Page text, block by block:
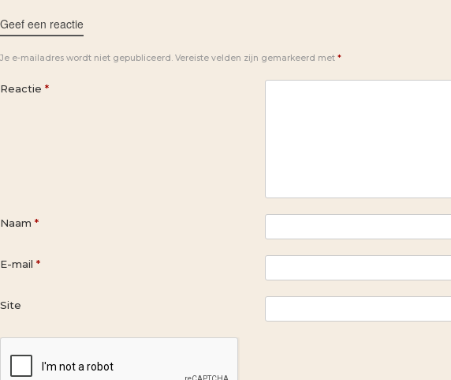
Geef een reactie
Je e-mailadres wordt niet gepubliceerd. Vereiste velden zijn gemarkeerd met *
Reactie *
Naam *
E-mail *
Site